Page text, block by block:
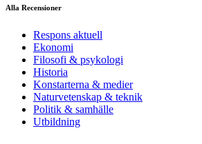
Alla Recensioner
Respons aktuell
Ekonomi
Filosofi & psykologi
Historia
Konstarterna & medier
Naturvetenskap & teknik
Politik & samhälle
Utbildning